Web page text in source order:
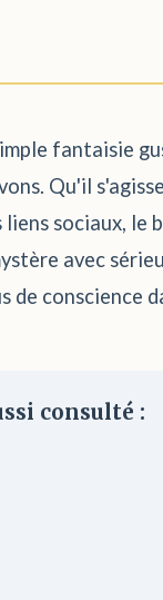
fantaisie
Qu'il
sociaux,
avec
de conscience
consulté :